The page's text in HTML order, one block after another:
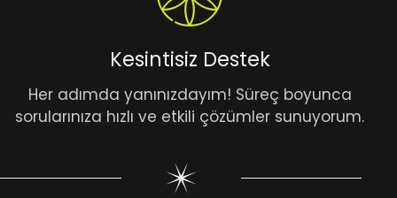
Kesintisiz Destek
Her adımda yanınızdayım! Süreç boyunca
sorularınıza hızlı ve etkili çözümler sunuyorum.